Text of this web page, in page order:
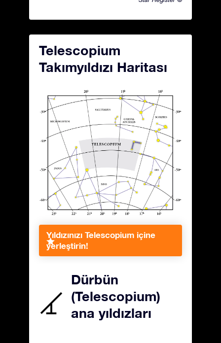
Telescopium
Takımyıldızı Haritası
Yıldızınızı Telescopium içine
yerleştirin!
Dürbün
(Telescopium)
ana yıldızları